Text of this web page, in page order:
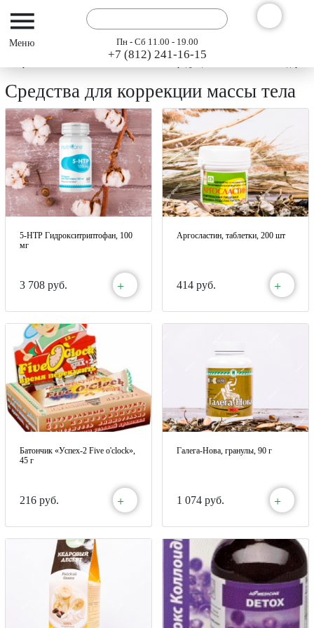
Пн - Сб 11.00 - 19.00
+7 (812) 241-16-15
Каталог продукции "АРГО" 2024
Средства для коррекции массы тела
5-HTP Гидрокситриптофан, 100
мг
3 708 руб. +
Аргосластин, таблетки, 200 шт
414 руб. +
Батончик «Успех-2 Five o'clock»,
45 г
216 руб. +
Галега-Нова, гранулы, 90 г
1 074 руб. +